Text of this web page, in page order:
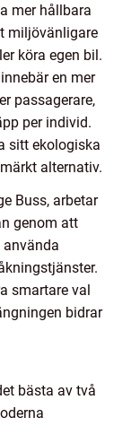
mer hållbara
miljövänligare
köra egen bil.
en mer
passagerare,
per individ.
sitt ekologiska
alternativ.
Buss, arbetar
genom att
smartare val
bidrar
bästa av två